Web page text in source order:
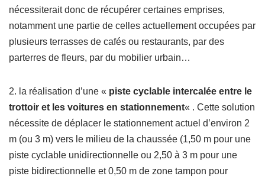
nécessiterait donc de récupérer certaines emprises,
notamment une partie de celles actuellement occupées par
plusieurs terrasses de cafés ou restaurants, par des
parterres de fleurs, par du mobilier urbain…
2. la réalisation d’une « piste cyclable intercalée entre le
trottoir et les voitures en stationnement« . Cette solution
nécessite de déplacer le stationnement actuel d’environ 2
m (ou 3 m) vers le milieu de la chaussée (1,50 m pour une
piste cyclable unidirectionnelle ou 2,50 à 3 m pour une
piste bidirectionnelle et 0,50 m de zone tampon pour